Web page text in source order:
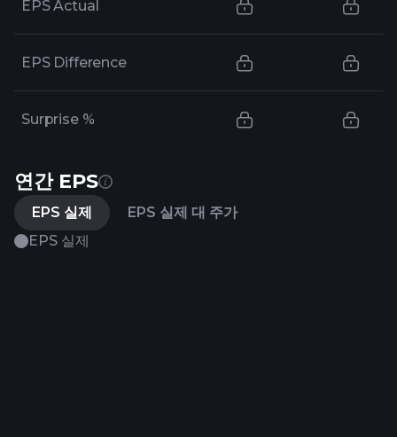
EPS Actual
EPS Difference
Surprise %
연간 EPS
EPS 실제
EPS 실제 대 주가
EPS 실제